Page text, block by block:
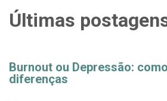
Últimas
Burnout ou Depressão:
diferenças